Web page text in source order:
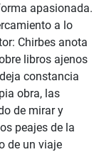
apasionada.
a lo
Chirbes anota
libros ajenos
constancia
obra, las
de mirar y
peajes de la
de un viaje